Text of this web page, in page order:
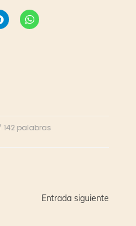
142 palabras
Entrada siguiente